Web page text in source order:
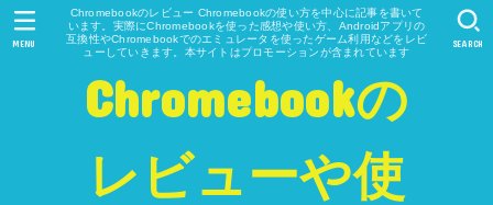
Chromebookのレビュー Chromebookの使い方を中心に記事を書いて
います。実際にChromebookを使った感想や使い方、Androidアプリの
互換性やChromebookでのエミュレータを使ったゲーム利用などをレビ
ューしていきます。本サイトはプロモーションが含まれています
Chromebookの
レビューや使
SEARCH
MENU